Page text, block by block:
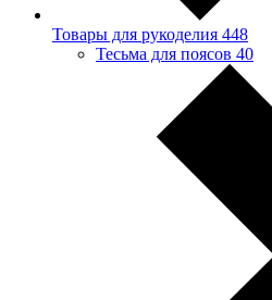
Товары для рукоделия 448
Тесьма для поясов 40